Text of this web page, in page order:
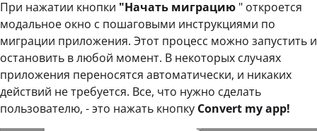
При нажатии кнопки "Начать миграцию " откроется
модальное окно с пошаговыми инструкциями по
миграции приложения. Этот процесс можно запустить и
остановить в любой момент. В некоторых случаях
приложения переносятся автоматически, и никаких
действий не требуется. Все, что нужно сделать
пользователю, - это нажать кнопку Convert my app!